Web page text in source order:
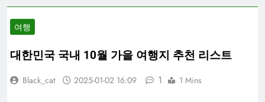
여행
대한민국 국내 10월 가을 여행지 추천 리스트
Black_cat 2025-01-02 16:09 1 1 Mins